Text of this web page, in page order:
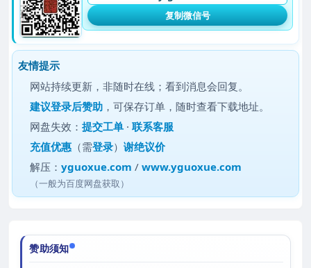
复制微信号
友情提示
网站持续更新，非随时在线；看到消息会回复。
建议登录后赞助 ，可保存订单，随时查看下载地址。
网盘失效：提交工单 ·联系客服
充值优惠 （需登录）谢绝议价
解压：yguoxue.com /www.yguoxue.com
（一般为百度网盘获取）
赞助须知